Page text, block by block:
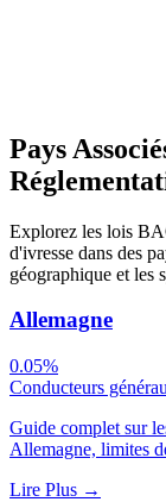
Pays
Explorez les lois
d'ivresse dans des
géographique et les
Allemagne
0.05%
Conducteurs
Guide complet sur
Allemagne, limites
Lire Plus →